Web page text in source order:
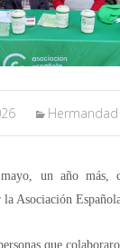
Hermandad
un año más,
Asociación
que